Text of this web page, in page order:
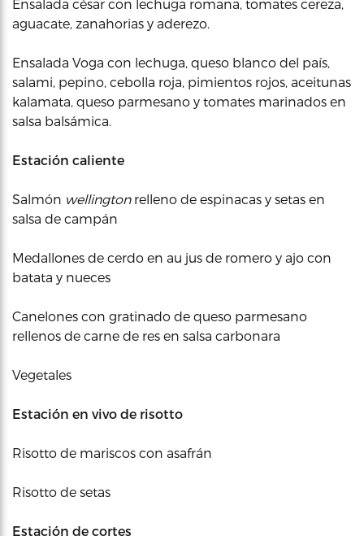
Ensalada césar con lechuga romana, tomates cereza,
aguacate, zanahorias y aderezo.
Ensalada Voga con lechuga, queso blanco del país,
salami, pepino, cebolla roja, pimientos rojos, aceitunas
kalamata, queso parmesano y tomates marinados en
salsa balsámica.
Estación caliente
Salmón wellingtonrelleno de espinacas y setas en
salsa de campán
Medallones de cerdo en au jus de romero y ajo con
batata y nueces
Canelones con gratinado de queso parmesano
rellenos de carne de res en salsa carbonara
Vegetales
Estación en vivo de risotto
Risotto de mariscos con asafrán
Risotto de setas
Estación de cortes